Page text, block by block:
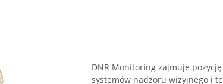
DNR Monitoring zajmuje
systemów nadzoru wizyjnego i